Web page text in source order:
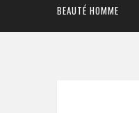
BEAUTÉ HOMME